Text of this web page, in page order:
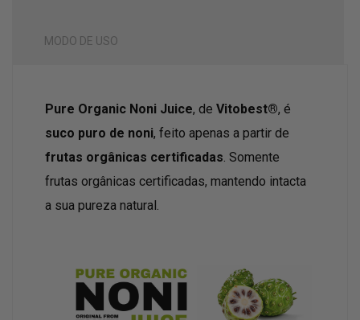
MODO DE USO
Pure Organic Noni Juice, de Vitobest®, é
suco puro de noni, feito apenas a partir de
frutas orgânicas certificadas. Somente
frutas orgânicas certificadas, mantendo intacta
a sua pureza natural.